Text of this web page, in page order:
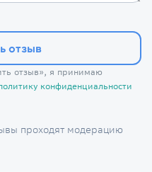
отзыв
отзыв», я принимаю
конфиденциальности
проходят модерацию